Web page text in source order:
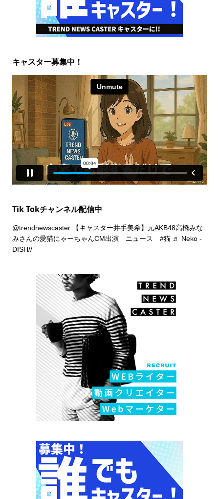
キャスター募集中！
Tik Tokチャンネル配信中
@trendnewscaster【キャスター井手美希】元AKB48高橋みな
みさんの愛猫にゃーちゃんCM出演 ニュース #猫 ♬ Neko -
DISH//